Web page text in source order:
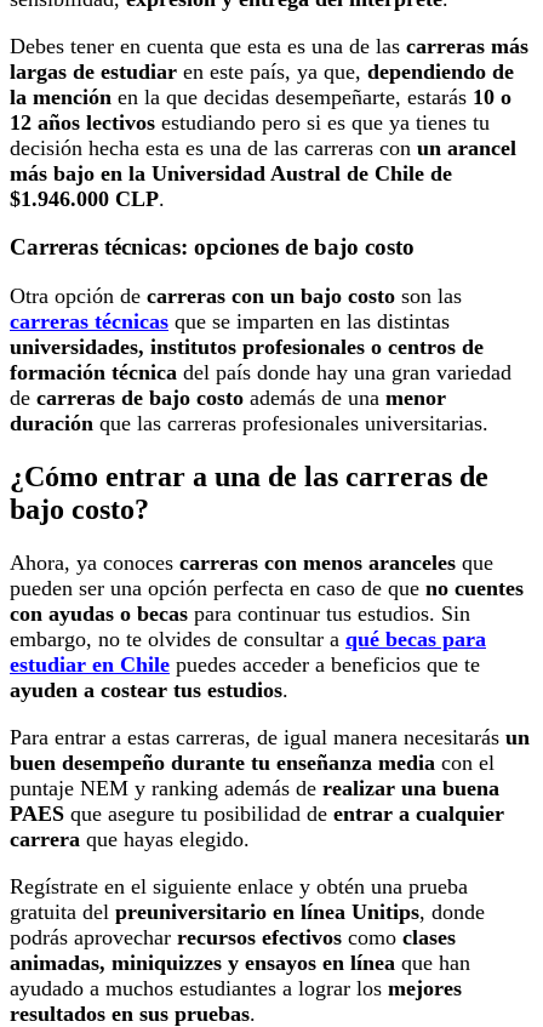
Debes tener en cuenta que esta es una de las carreras más
largas de estudiar en este país, ya que, dependiendo de
la mención en la que decidas desempeñarte, estarás 10 o
12 años lectivos estudiando pero si es que ya tienes tu
decisión hecha esta es una de las carreras con un arancel
más bajo en la Universidad Austral de Chile de
$1.946.000 CLP.
Carreras técnicas: opciones de bajo costo
Otra opción de carreras con un bajo costo son las
carreras técnicas que se imparten en las distintas
universidades, institutos profesionales o centros de
formación técnica del país donde hay una gran variedad
de carreras de bajo costo además de una menor
duración que las carreras profesionales universitarias.
¿Cómo entrar a una de las carreras de
bajo costo?
Ahora, ya conoces carreras con menos aranceles que
pueden ser una opción perfecta en caso de que no cuentes
con ayudas o becas para continuar tus estudios. Sin
embargo, no te olvides de consultar a qué becas para
estudiar en Chile puedes acceder a beneficios que te
ayuden a costear tus estudios.
Para entrar a estas carreras, de igual manera necesitarás un
buen desempeño durante tu enseñanza media con el
puntaje NEM y ranking además de realizar una buena
PAES que asegure tu posibilidad de entrar a cualquier
carrera que hayas elegido.
Regístrate en el siguiente enlace y obtén una prueba
gratuita del preuniversitario en línea Unitips, donde
podrás aprovechar recursos efectivos como clases
animadas, miniquizzes y ensayos en línea que han
ayudado a muchos estudiantes a lograr los mejores
resultados en sus pruebas.